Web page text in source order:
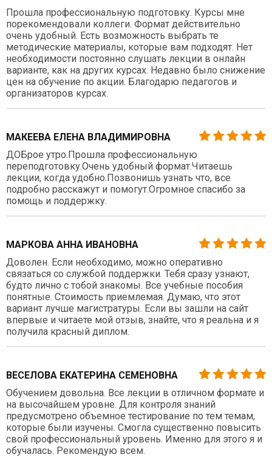
Прошла профессиональную подготовку. Курсы мне
порекомендовали коллеги. Формат действительно
очень удобный. Есть возможность выбрать те
методические материалы, которые вам подходят. Нет
необходимости постоянно слушать лекции в онлайн
варианте, как на других курсах. Недавно было снижение
цен на обучение по акции. Благодарю педагогов и
организаторов курсах.
МАКЕЕВА ЕЛЕНА ВЛАДИМИРОВНА
ДОБрое утро.Прошла профессиональную
переподготовку.Очень удобный формат.Читаешь
лекции, когда удобно.Позвонишь узнать что, все
подробно расскажут и помогут.Огромное спасибо за
помощь и поддержку.
МАРКОВА АННА ИВАНОВНА
Доволен. Если необходимо, можно оперативно
связаться со службой поддержки. Тебя сразу узнают,
будто лично с тобой знакомы. Все учебные пособия
понятные. Стоимость приемлемая. Думаю, что этот
вариант лучше магистратуры. Если вы зашли на сайт
впервые и читаете мой отзыв, знайте, что я реальна и я
получила красный диплом.
ВЕСЕЛОВА ЕКАТЕРИНА СЕМЕНОВНА
Обучением довольна. Все лекции в отличном формате и
на высочайшем уровне. Для контроля знаний
предусмотрено объемное тестирование по тем темам,
которые были изучены. Смогла существенно повысить
свой профессиональный уровень. Именно для этого я и
обучалась. Рекомендую всем.